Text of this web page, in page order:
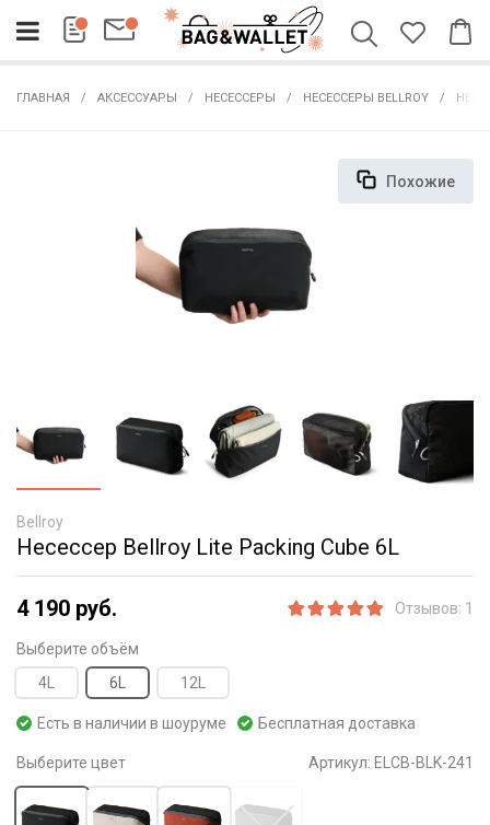
ГЛАВНАЯ АКСЕССУАРЫ НЕСЕССЕРЫ НЕСЕССЕРЫ BELLROY
Похожие
Bellroy
Несессер Bellroy Lite Packing Cube 6L
4 190 руб. Отзывов: 1
Выберите объём
4L
6L 12L
Есть в наличии в шоуруме Бесплатная доставка
Выберите цвет Артикул: ELCB-BLK-241